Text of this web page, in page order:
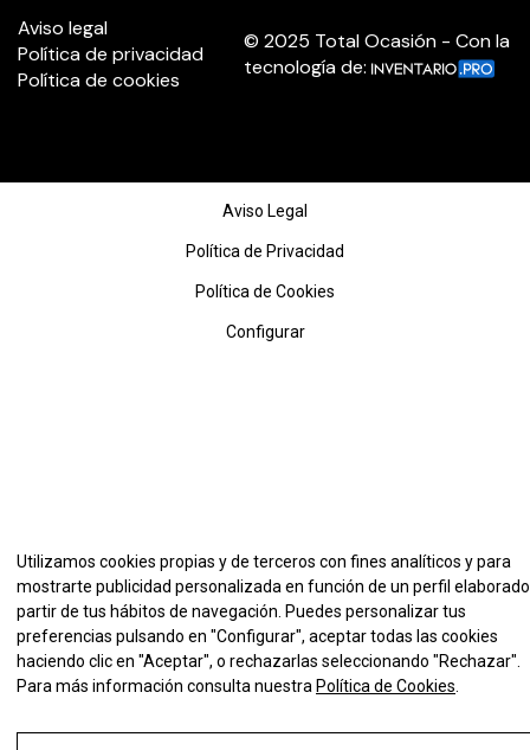
Aviso legal
Política de privacidad
Política de cookies
© 2025 Total Ocasión - Con la
tecnología de:
Utilizamos cookies propias y de terceros con fines analíticos y para
mostrarte publicidad personalizada en función de un perfil
partir de tus hábitos de navegación. Puedes personalizar tus
preferencias pulsando en "Configurar", aceptar todas las cookies
haciendo clic en "Aceptar", o rechazarlas seleccionando "Rechazar".
Para más información consulta nuestra Política de Cookies
Aviso Legal
Política de Privacidad
Política de Cookies
Configurar